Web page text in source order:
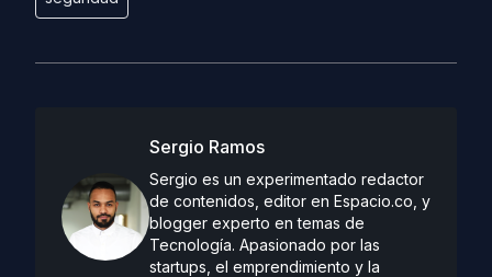
Sergio Ramos
Sergio es un experimentado redactor
de contenidos, editor en Espacio.co, y
blogger experto en temas de
Tecnología. Apasionado por las
startups, el emprendimiento y la